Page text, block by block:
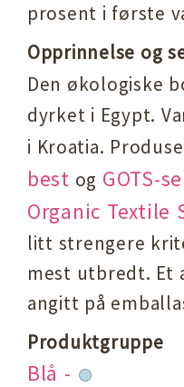
prosent i første
Opprinnelse og
Den økologiske
dyrket i Egypt.
i Kroatia.
best og GOTS-
Organic Textile
litt strengere
mest utbredt. Et
angitt på
Produktgruppe
Blå -